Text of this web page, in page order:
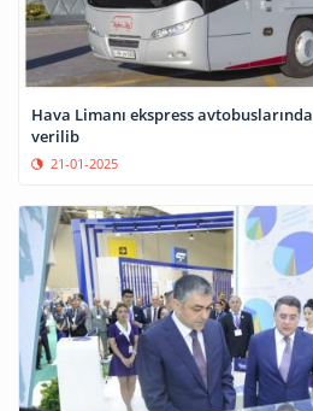
Hava Limanı ekspress avtobuslarında Wi-Fi xidməti istifadəyə
verilib
21-01-2025